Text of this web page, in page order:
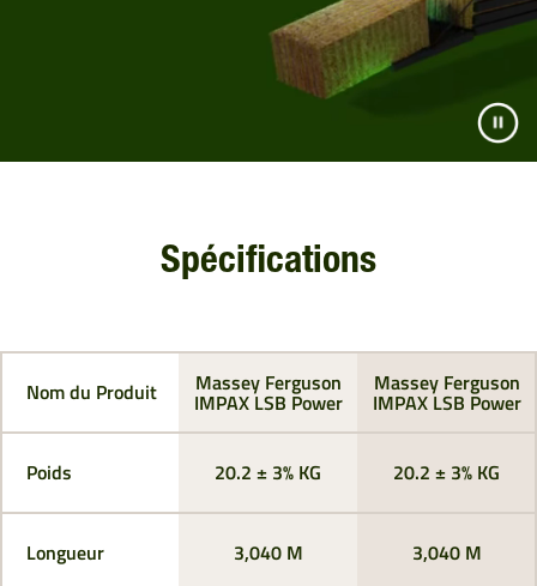
Spécifications
Nom du Produit
Poids
Longueur
Massey Ferguson
IMPAX LSB Power
Massey Ferguson
IMPAX LSB Power
20.2 ± 3% KG 20.2 ± 3% KG
3,040 M 3,040 M